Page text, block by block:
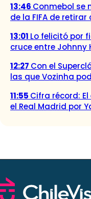
13:46 Conmebol se
de la FIFA de
13:01 Lo felicitó por
cruce entre Johnny
12:27 Con el
las que Vozinha
11:55 Cifra récord:
el Real Madrid por